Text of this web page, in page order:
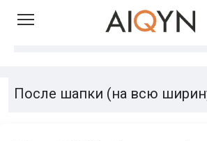
Skip
После шапки (на всю